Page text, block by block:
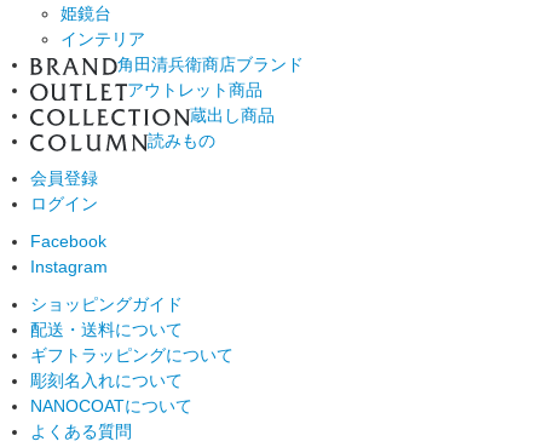
姫鏡台
インテリア
角田清兵衛商店ブランド
アウトレット商品
蔵出し商品
読みもの
会員登録
ログイン
Facebook
Instagram
ショッピングガイド
配送・送料について
ギフトラッピングについて
彫刻名入れについて
NANOCOATについて
よくある質問